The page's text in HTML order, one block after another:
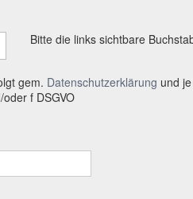
Bitte die links sichtbare
gem. Datenschutzerklärung und
f DSGVO